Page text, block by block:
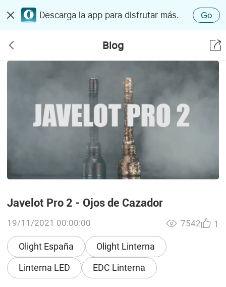
Descarga la app para disfrutar más. Go
Blog
Javelot Pro 2 - Ojos de Cazador
19/11/2021 00:00:00
Olight España
Olight Linterna
Linterna LED
EDC Linterna
7542 1